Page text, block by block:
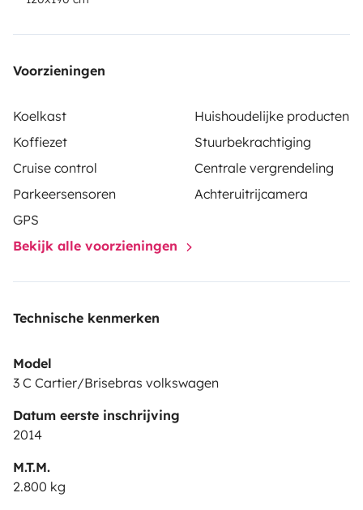
Voorzieningen
Koelkast
Huishoudelijke producten
Koffiezet
Stuurbekrachtiging
Cruise control
Centrale vergrendeling
Parkeersensoren
Achteruitrijcamera
GPS
Bekijk alle voorzieningen
Technische kenmerken
Model
3 C Cartier/Brisebras volkswagen
Datum eerste inschrijving
2014
M.T.M.
2.800 kg